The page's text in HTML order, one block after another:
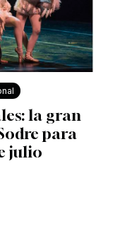
la gran
para
julio